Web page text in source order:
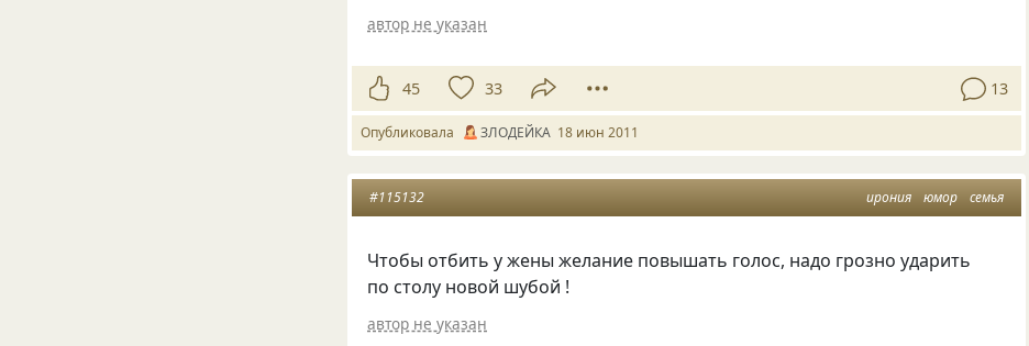
автор не указан
45 33 13
Опубликовала ЗЛОДЕЙКА 18 июн 2011
ирония юмор семья
#115132
Чтобы отбить у жены желание повышать голос, надо грозно ударить
по столу новой шубой !
автор не указан